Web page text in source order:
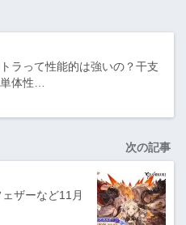
トラって性能的は強いの？干支
体性…
次の記事
ザーなど11月